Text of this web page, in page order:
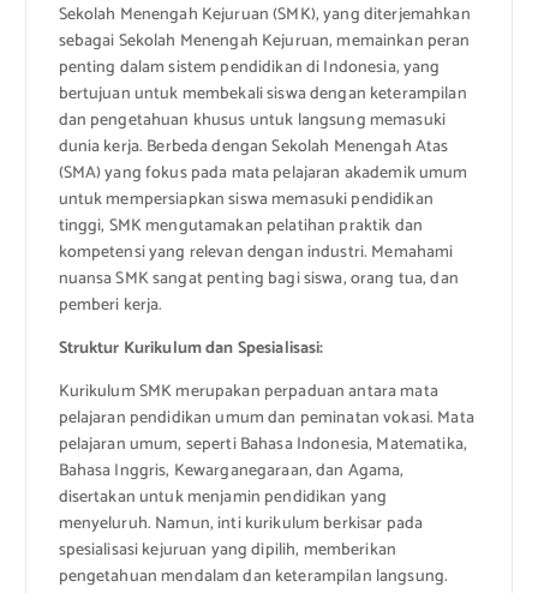
Sekolah Menengah Kejuruan (SMK), yang diterjemahkan
sebagai Sekolah Menengah Kejuruan, memainkan peran
penting dalam sistem pendidikan di Indonesia, yang
bertujuan untuk membekali siswa dengan keterampilan
dan pengetahuan khusus untuk langsung memasuki
dunia kerja. Berbeda dengan Sekolah Menengah Atas
(SMA) yang fokus pada mata pelajaran akademik umum
untuk mempersiapkan siswa memasuki pendidikan
tinggi, SMK mengutamakan pelatihan praktik dan
kompetensi yang relevan dengan industri. Memahami
nuansa SMK sangat penting bagi siswa, orang tua, dan
pemberi kerja.
Struktur Kurikulum dan Spesialisasi:
Kurikulum SMK merupakan perpaduan antara mata
pelajaran pendidikan umum dan peminatan vokasi. Mata
pelajaran umum, seperti Bahasa Indonesia, Matematika,
Bahasa Inggris, Kewarganegaraan, dan Agama,
disertakan untuk menjamin pendidikan yang
menyeluruh. Namun, inti kurikulum berkisar pada
spesialisasi kejuruan yang dipilih, memberikan
pengetahuan mendalam dan keterampilan langsung.